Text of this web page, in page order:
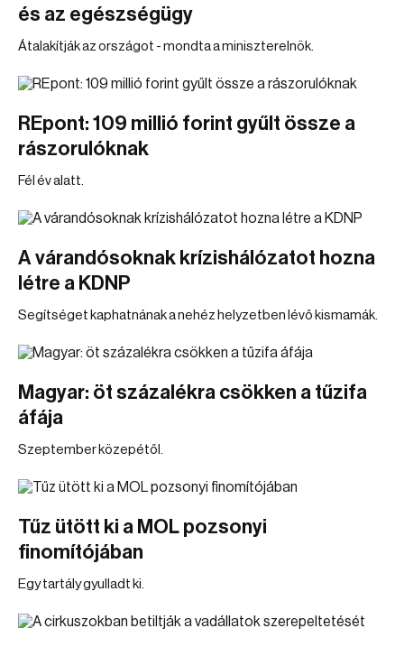
és az egészségügy
Átalakítják az országot - mondta a miniszterelnök.
REpont: 109 millió forint gyűlt össze a
rászorulóknak
Fél év alatt.
A várandósoknak krízishálózatot hozna
létre a KDNP
Segítséget kaphatnának a nehéz helyzetben lévő kismamák.
Magyar: öt százalékra csökken a tűzifa
áfája
Szeptember közepétől.
Tűz ütött ki a MOL pozsonyi
finomítójában
Egy tartály gyulladt ki.